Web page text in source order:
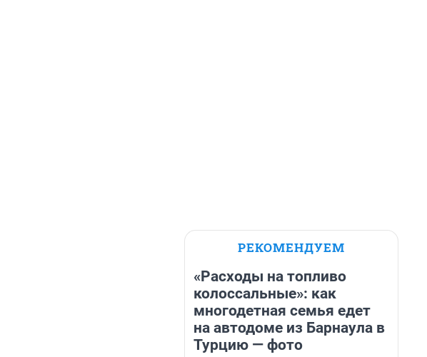
РЕКОМЕНДУЕМ
«Расходы на топливо
колоссальные»: как
многодетная семья едет
на автодоме из Барнаула в
Турцию — фото